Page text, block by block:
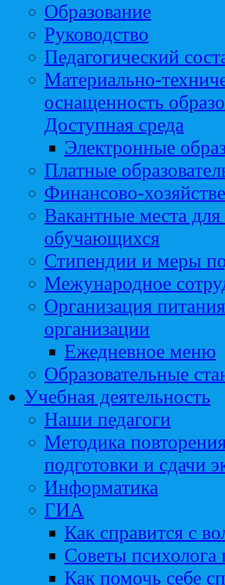
Образование
Руководство
Педагогический
Материально-
оснащенность
Доступная среда
Электронные
Платные
Финансово-
Вакантные места
обучающихся
Стипендии и меры
Межународное
Организация
организации
Ежедневное меню
Образовательные
Учебная деятельность
Наши педагоги
Методика
подготовки и сдачи
Информатика
ГИА
Как справится с
Советы
Как помочь себе